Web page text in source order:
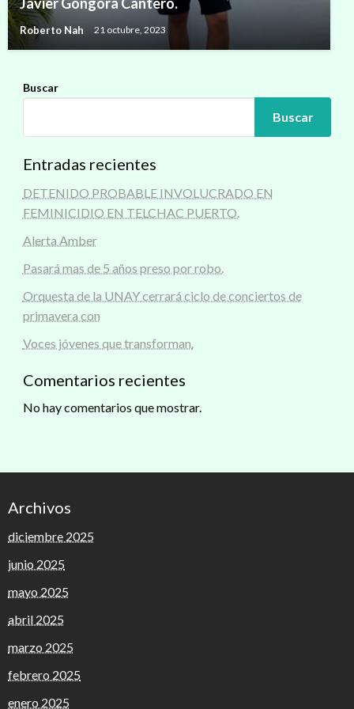
Roberto Nah 21 octubre, 2023
Buscar
Buscar
Entradas recientes
DETENIDO PROBABLE INVOLUCRADO EN
FEMINICIDIO EN TELCHAC PUERTO.
Alerta Amber
Pasará mas de 5 años preso por robo.
Orquesta de la UNAY cerrará ciclo de conciertos de
primavera con
Voces jóvenes que transforman.
Comentarios recientes
No hay comentarios que mostrar.
Archivos
diciembre 2025
junio 2025
mayo 2025
abril 2025
marzo 2025
febrero 2025
enero 2025